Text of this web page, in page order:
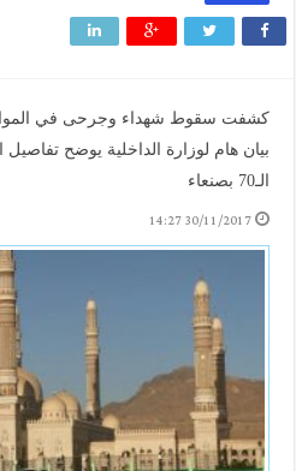
كشفت سقوط شهداء وجرحى في
بيان هام لوزارة الداخلية يوضح
الـ70 بصنعاء
30/11/2017 14:27